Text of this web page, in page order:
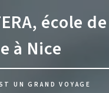
école de
à Nice
UN GRAND VOYAGE